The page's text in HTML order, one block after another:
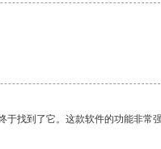
找到了它。这款软件的功能非常